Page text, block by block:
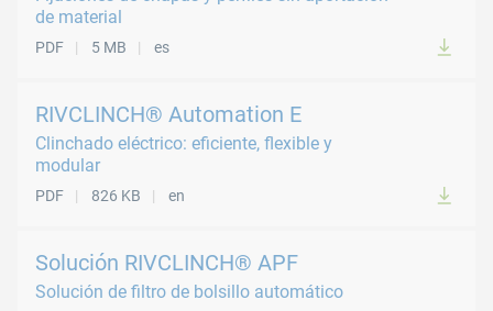
de material
PDF 5 MB es
RIVCLINCH® Automation E
Clinchado eléctrico: eficiente, flexible y
modular
PDF 826 KB en
Solución RIVCLINCH® APF
Solución de filtro de bolsillo automático